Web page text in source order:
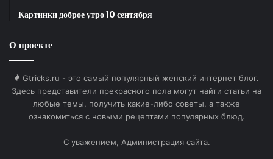
Ссылка на изображение:
Смеха и радости.
HTML-код для вставки на сайт и блог:
BB-код для вставки на форум:
Картинки доброе утро 10 сентября
О проекте
Gtricks.ru - это самый популярный женский интернет блог.
Здесь представители прекрасного пола могут найти статьи на
любые темы, получить какие-либо советы, а также
ознакомиться с новыми рецептами популярных блюд.
С уважением, Администрация сайта.